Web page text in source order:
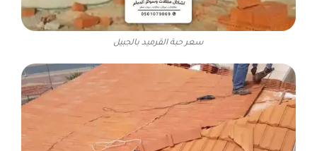
سعر حبة القرميد بالجبيل